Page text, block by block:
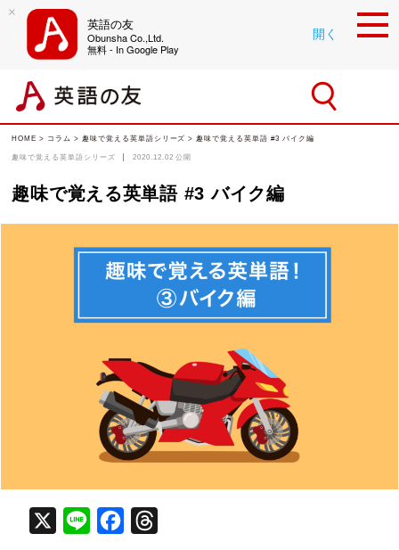
×
英語の友
Obunsha Co.,Ltd.
無料 - In Google Play
開く
HOME > コラム > 趣味で覚える英単語シリーズ > 趣味で覚える英単語 #3 バイク編
趣味で覚える英単語シリーズ 2020.12.02 公開
趣味で覚える英単語 #3 バイク編
X Line Facebook